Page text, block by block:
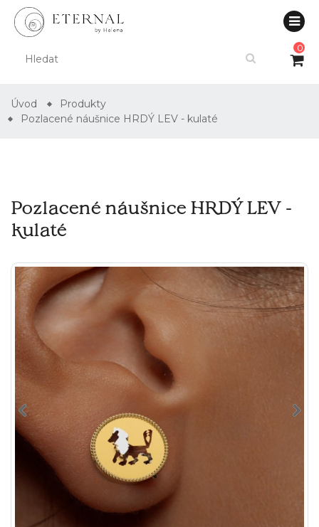
0
Úvod
Produkty
Pozlacené náušnice HRDÝ LEV - kulaté
Pozlacené náušnice HRDÝ LEV -
kulaté